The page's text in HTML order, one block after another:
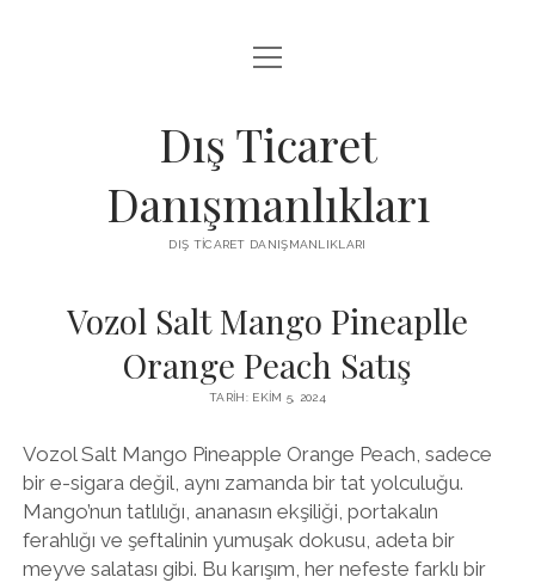
IGTV IZLENME ARTTIRMA HILESI BEDAVA
SAYFA LISTESI
THREADS TAKIPÇI ÇOĞALTMA
menüyü
aç
Dış Ticaret
Danışmanlıkları
DIŞ TICARET DANIŞMANLIKLARI
Vozol Salt Mango Pineaplle
Orange Peach Satış
TARIH: EKIM 5, 2024
Vozol Salt Mango Pineapple Orange Peach, sadece
bir e-sigara değil, aynı zamanda bir tat yolculuğu.
Mango’nun tatlılığı, ananasın ekşiliği, portakalın
ferahlığı ve şeftalinin yumuşak dokusu, adeta bir
meyve salatası gibi. Bu karışım, her nefeste farklı bir